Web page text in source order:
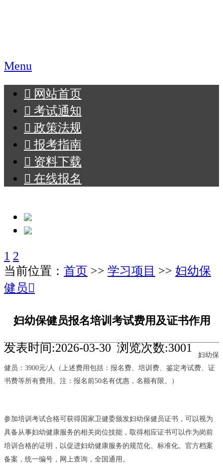
Menu
󰄫 网站首页
󰄫 考试通知
󰄫 政策法规
󰄫 报考指南
󰄫 资料下载
󰄫 在线报名
1 2
当前位置： 首页 >> 学习项目 >> 妇幼保
健员󰊒
妇幼保健员报名培训考试费用及证书作用
发表时间:2026-03-30 浏览次数:3001
妇幼保
健员：3900元/人（上述费用包括：报名费、培训费、鉴定考试费、证
书费等所有费用。注：报名前50名有优惠，名额有限。）
参加培训考试合格可获得国家卫健委颁发妇幼保健员证书 ，可以视为
具备从事妇幼健康服务的相关岗位技能，取得相应证书可以作为岗前
培训合格的证明，以促进妇幼健康服务的规范化、标准化。官方档案
备案，统一编号，网上查询，全国通用。